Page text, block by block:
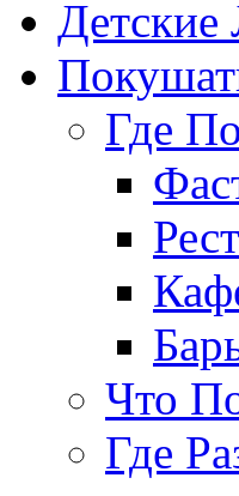
Детские
Где
Что
Где